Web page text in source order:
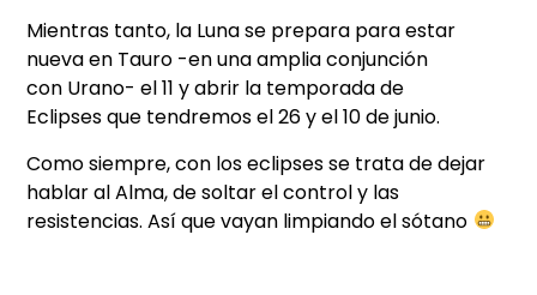
Mientras tanto, la Luna se prepara para estar
nueva en Tauro -en una amplia conjunción
con Urano- el 11 y abrir la temporada de
Eclipses que tendremos el 26 y el 10 de junio.
Como siempre, con los eclipses se trata de dejar
hablar al Alma, de soltar el control y las
resistencias. Así que vayan limpiando el sótano